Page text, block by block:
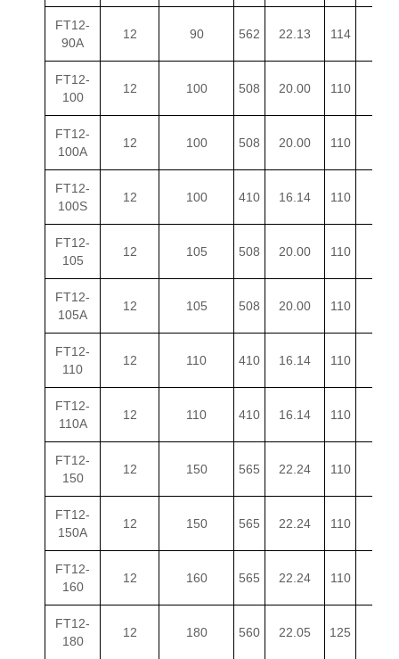
FT12-
90A
12 90 562 22.13 114
FT12-
100
12 100 508 20.00 110
FT12-
100A
12 100 508 20.00 110
FT12-
100S
12 100 410 16.14 110
FT12-
105
12 105 508 20.00 110
FT12-
105A
12 105 508 20.00 110
FT12-
110
12 110 410 16.14 110
FT12-
110A
12 110 410 16.14 110
FT12-
150
12 150 565 22.24 110
FT12-
150A
12 150 565 22.24 110
FT12-
160
12 160 565 22.24 110
FT12-
180
12 180 560 22.05 125